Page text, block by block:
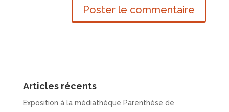
Articles récents
Exposition à la médiathèque Parenthèse de